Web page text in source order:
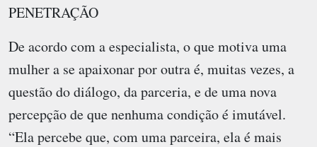
PENETRAÇÃO
De acordo com a especialista, o que motiva uma
mulher a se apaixonar por outra é, muitas vezes, a
questão do diálogo, da parceria, e de uma nova
percepção de que nenhuma condição é imutável.
“Ela percebe que, com uma parceira, ela é mais